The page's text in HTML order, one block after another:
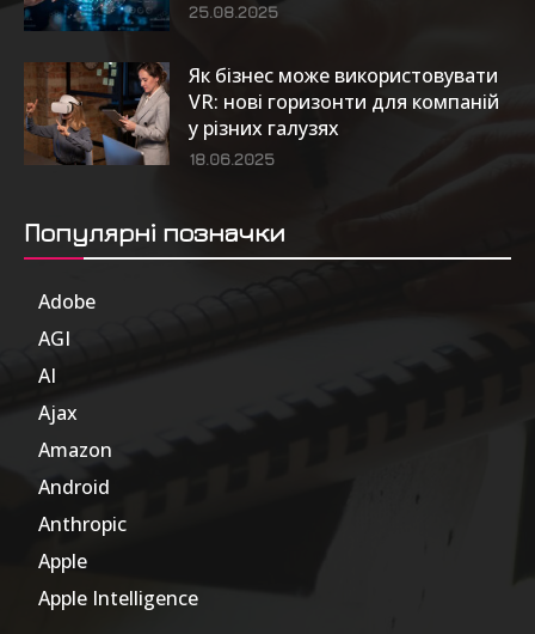
25.08.2025
Як бізнес може використовувати
VR: нові горизонти для компаній
у різних галузях
18.06.2025
Популярні позначки
Adobe
AGI
AI
Ajax
Amazon
Android
Anthropic
Apple
Apple Intelligence